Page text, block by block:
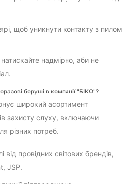
щоб уникнути контакту з пилом
надмірно, аби не
беруші в компанії "БІКО"?
широкий асортимент
захисту слуху, включаючи
різних потреб.
від провідних світових брендів,
JSP.